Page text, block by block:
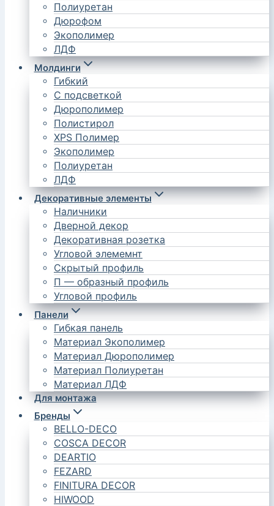
Полиуретан
Дюрофом
Экополимер
ЛДФ
Молдинги
Гибкий
С подсветкой
Дюрополимер
Полистирол
XPS Полимер
Экополимер
Полиуретан
ЛДФ
Декоративные элементы
Наличники
Дверной декор
Декоративная розетка
Угловой элемемнт
Скрытый профиль
П — образный профиль
Угловой профиль
Панели
Гибкая панель
Материал Экополимер
Материал Дюрополимер
Материал Полиуретан
Материал ЛДФ
Для монтажа
Бренды
BELLO-DECO
COSCA DECOR
DEARTIO
FEZARD
FINITURA DECOR
HIWOOD